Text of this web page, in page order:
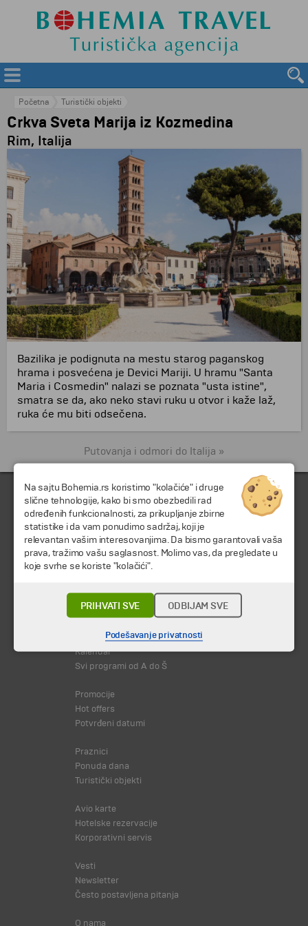
Početna Turistički objekti
Crkva Sveta Marija iz Kozmedina
Rim, Italija
Bazilika je podignuta na mestu starog paganskog
hrama i posvećena je Devici Mariji. U hramu "Santa
Maria i Cosmedin" nalazi se poznata "usta istine",
smatra se da, ako neko stavi ruku u otvor i kaže laž,
ruka će mu biti odsečena.
Putovanja i odmori do Italija »
Destinacija
Kalendar
Svi programi od A do Š
Promocije
Hot offers
Potvrđeni datumi
Praznici
Ponuda dana
Turistički objekti
Avio karte
Hotelske rezervacije
Korporativni servis
Vesti
Newsletter
Često postavljena pitanja
O nama
Na sajtu Bohemia.rs koristimo "kolačiće" i druge
slične tehnologije, kako bi smo obezbedili rad
određenih funkcionalnosti, za prikupljanje zbirne
statistike i da vam ponudimo sadržaj, koji je
relevantan vašim interesovanjima. Da bismo garantovali vaša
prava, tražimo vašu saglasnost. Molimo vas, da pregledate u
koje svrhe se koriste "kolačići".
PRIHVATI SVE ODBIJAM SVE
Podešavanje privatnosti